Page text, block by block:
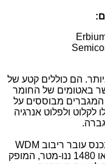
הם כוללים קטע של
באטומים של החומר
מבוססים על
ולפלוט אנרגיה
הגברה.
WDM
עם אות בעצמה חזקה באורך-גל של 980 או 1480 ננו-מטר, המופק